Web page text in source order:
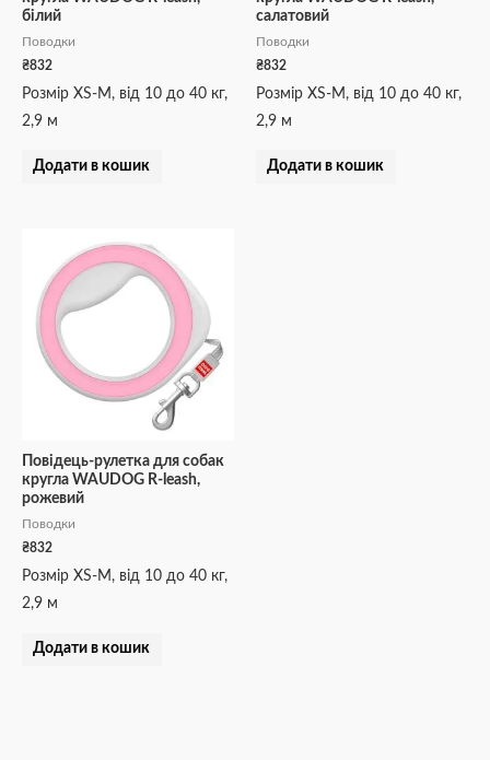
білий
Поводки
₴832
Розмір XS-M, від 10 до 40 кг,
2,9 м
Додати в кошик
салатовий
Поводки
₴832
Розмір XS-M, від 10 до 40 кг,
2,9 м
Додати в кошик
Повідець-рулетка для собак
кругла WAUDOG R-leash,
рожевий
Поводки
₴832
Розмір XS-M, від 10 до 40 кг,
2,9 м
Додати в кошик